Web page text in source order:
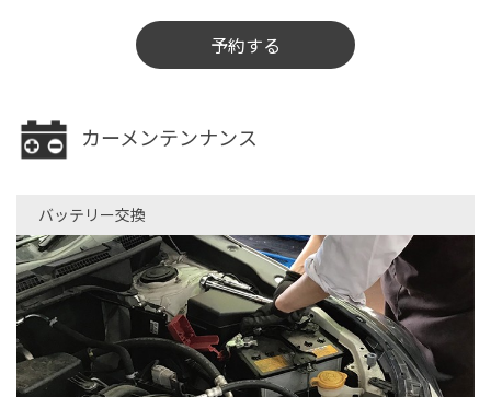
予約する
カーメンテンナンス
バッテリー交換